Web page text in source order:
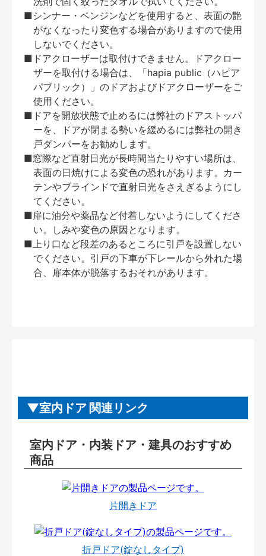
■シンナー・ベンジンなどを使用すると、表面の艶
がなくなったり変色する場合がありますので使用
しないでください。
■ドアクローザーは取付けできません。ドアクロー
ザーを取付ける場合は、「hapia public（ハピア
パブリック）」のドアおよびドアクローザーをご
使用ください。
■ドアを開放状態で止めるには弊社のドアストッパ
ーを、ドアが閉まる勢いを緩めるには弊社の開き
戸ダンパーをお勧めします。
■窓際など直射日光が長時間当たりやすい場所は、
表面の日焼けによる変色の恐れがあります。カー
テンやブラインドで直射日光をさえぎるようにし
てください。
■扉に油分や薬品など付着しないようにしてくださ
い。しみや変色の原因となります。
■上り口など段差のあるところに引戸を設置しない
でください。引戸の下車が下レールから外れた場
合、扉本体が脱落するおそれがあります。
室内ドア 関連リンク
室内ドア・内装ドア・建具のおすすめ
商品
片開きドア
折戸ドア(錠なしタイプ)